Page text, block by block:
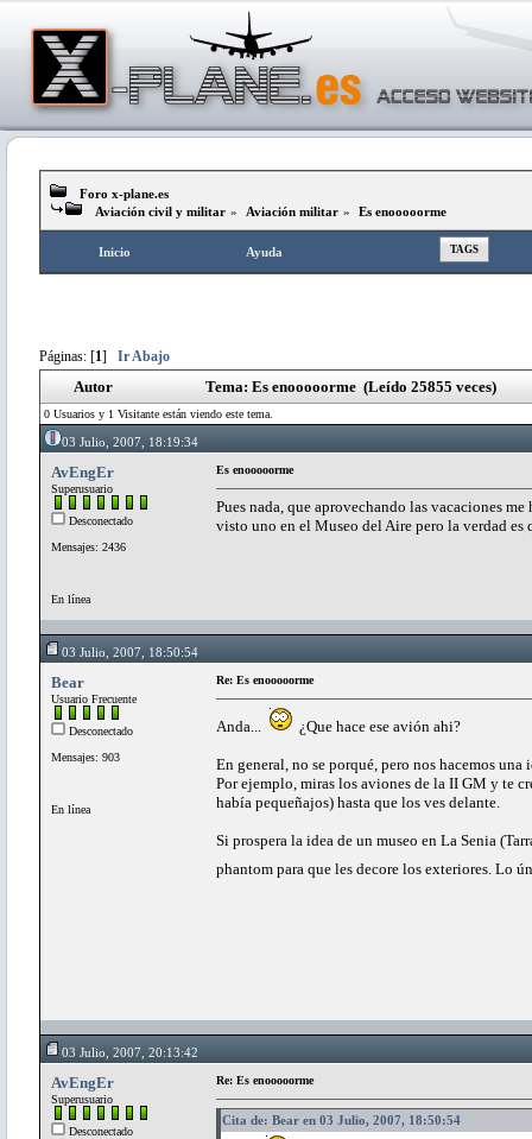
Foro x-plane.es
Aviación civil y militar » Aviación militar » Es enooooorme
Inicio Ayuda TAGS
Páginas: [1] Ir Abajo
Autor Tema: Es enooooorme (Leído 25855 veces)
0 Usuarios y 1 Visitante están viendo este tema.
03 Julio, 2007, 18:19:34
AvEngEr
Superusuario
Desconectado
Mensajes: 2436
En línea
Es enooooorme
Pues nada, que aprovechando las vacaciones
visto uno en el Museo del Aire pero la verdad es
03 Julio, 2007, 18:50:54
Bear
Usuario Frecuente
Desconectado
Mensajes: 903
En línea
Re: Es enooooorme
Anda... ¿Que hace ese avión ahi?
En general, no se porqué, pero nos hacemos
Por ejemplo, miras los aviones de la II GM y te
había pequeñajos) hasta que los ves delante.
Si prospera la idea de un museo en La Senia
phantom para que les decore los exteriores. Lo
03 Julio, 2007, 20:13:42
AvEngEr
Superusuario
Desconectado
Re: Es enooooorme
Cita de: Bear en 03 Julio, 2007, 18:50:54